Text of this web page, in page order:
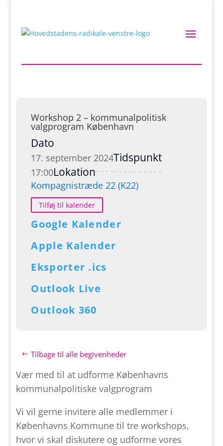
Workshop 2 – kommunalpolitisk
valgprogram København
Dato
17. september 2024Tidspunkt
17:00Lokation
Kompagnistræde 22 (K22)
Tilføj til kalender
Google Kalender
Apple Kalender
Eksporter .ics
Outlook Live
Outlook 360
Tilbage til alle begivenheder
Vær med til at udforme Københavns
kommunalpolitiske valgprogram
Vi vil gerne invitere alle medlemmer i
Københavns Kommune til tre workshops,
hvor vi skal diskutere og udforme vores